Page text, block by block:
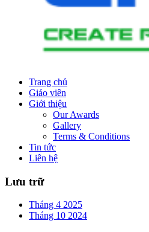
Trang chủ
Giáo viên
Giới thiệu
Our Awards
Gallery
Terms & Conditions
Tin tức
Liên hệ
Lưu trữ
Tháng 4 2025
Tháng 10 2024